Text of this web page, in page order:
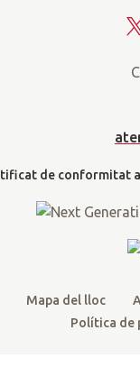
Mapa del lloc
Política de